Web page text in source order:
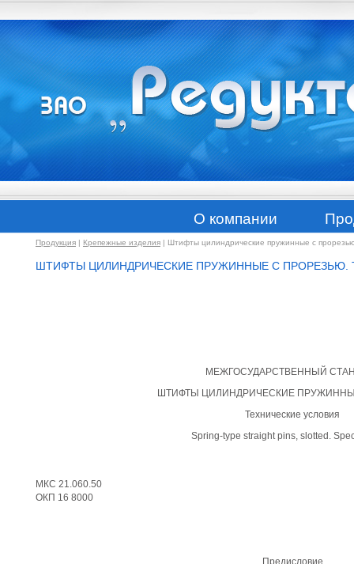
О компании
Продукция | Крепежные изделия | Штифты цилиндрические пружинные с
ШТИФТЫ ЦИЛИНДРИЧЕСКИЕ ПРУЖИННЫЕ С ПРОРЕЗЬЮ.
МЕЖГОСУДАРСТВЕННЫЙ
ШТИФТЫ ЦИЛИНДРИЧЕСКИЕ
Технические условия
Spring-type straight pins, slotted.
МКС 21.060.50
ОКП 16 8000
Предисловие